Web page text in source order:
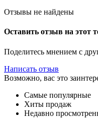
Отзывы не найдены
Оставить отзыв на этот
Поделитесь мнением с
Написать отзыв
Возможно, вас это
Самые популярные
Хиты продаж
Недавно